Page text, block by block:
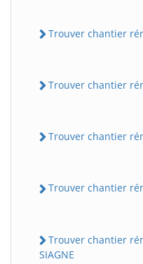
Trouver chantier
Trouver chantier
Trouver chantier
Trouver chantier
Trouver chantier
SIAGNE